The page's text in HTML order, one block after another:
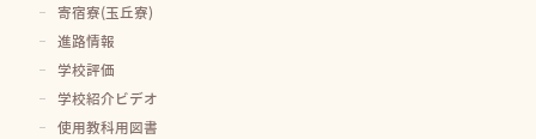
寄宿寮(玉丘寮)
進路情報
学校評価
学校紹介ビデオ
使用教科用図書